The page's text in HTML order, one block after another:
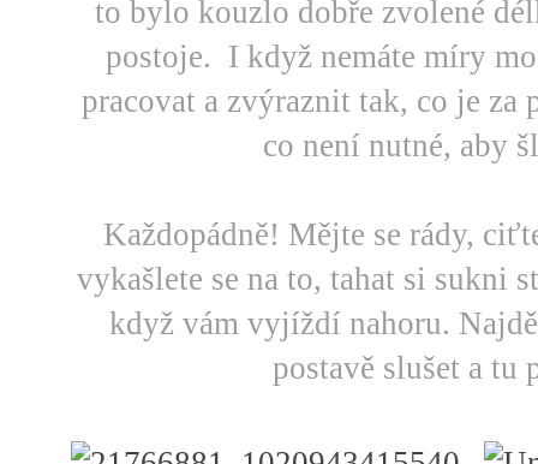
to bylo kouzlo dobře zvolené
postoje. I když nemáte míry
pracovat a zvýraznit tak, co je za
co není nutné, aby
Každopádně! Mějte se rády,
vykašlete se na to, tahat si sukni
když vám vyjíždí nahoru.
postavě slušet a tu